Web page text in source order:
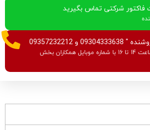
شرکتی تماس بگیرید
و 09357232212
به علت قطع برق از ساعت 14 تا 16 با شماره موبایل همکاران بخش